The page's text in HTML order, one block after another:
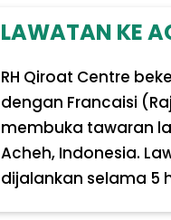
LAWATAN KE
RH Qiroat Centre
dengan Francaisi
membuka tawaran
Acheh, Indonesia.
dijalankan selama 5